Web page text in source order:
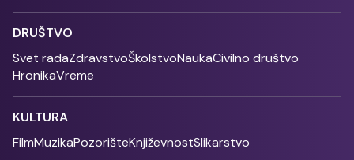
DRUŠTVO
Svet radaZdravstvoŠkolstvoNaukaCivilno društvo
HronikaVreme
KULTURA
FilmMuzikaPozorišteKnjiževnostSlikarstvo